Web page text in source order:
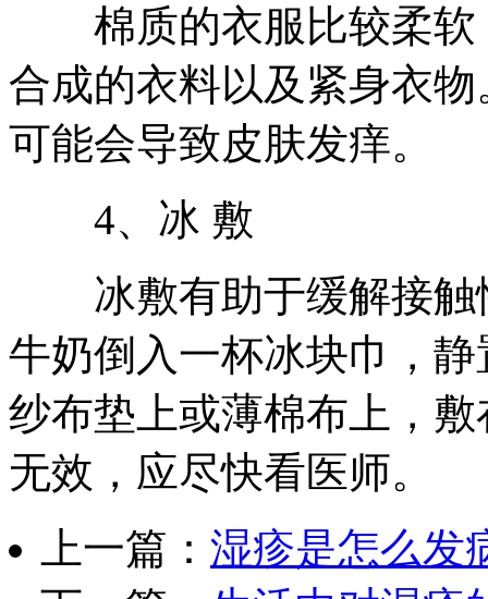
棉质的衣服比较柔软
合成的衣料以及紧身衣
可能会导致皮肤发痒。
4、冰 敷
冰敷有助于缓解接触
牛奶倒入一杯冰块巾，
纱布垫上或薄棉布上，
无效，应尽快看医师。
上一篇： 湿疹是怎么发